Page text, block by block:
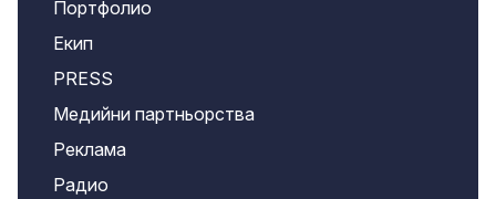
Портфолио
Екип
PRESS
Медийни партньорства
Реклама
Радио